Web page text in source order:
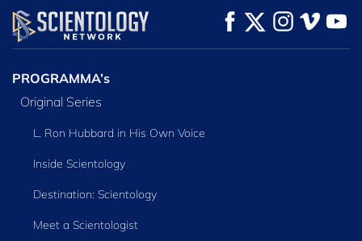
KIJK VERKEN DE SERIE
PROGRAMMA’s
Original Series
L. Ron Hubbard in His Own Voice
Inside Scientology
Destination: Scientology
Meet a Scientologist